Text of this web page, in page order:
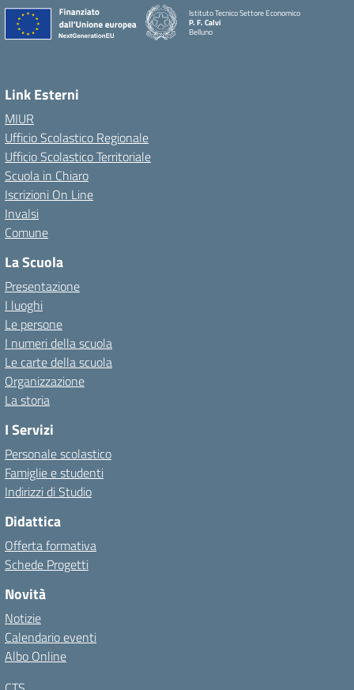
Istituto Tecnico Settore Economico
P. F. Calvi
Belluno
Link Esterni
MIUR
Ufficio Scolastico Regionale
Ufficio Scolastico Territoriale
Scuola in Chiaro
Iscrizioni On Line
Invalsi
Comune
La Scuola
Presentazione
I luoghi
Le persone
I numeri della scuola
Le carte della scuola
Organizzazione
La storia
I Servizi
Personale scolastico
Famiglie e studenti
Indirizzi di Studio
Didattica
Offerta formativa
Schede Progetti
Novità
Notizie
Calendario eventi
Albo Online